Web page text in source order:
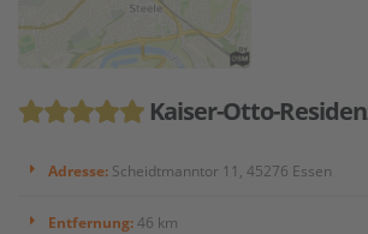
Kaiser-Otto-
Adresse: Scheidtmanntor 11, 45276 Essen
Entfernung:46 km